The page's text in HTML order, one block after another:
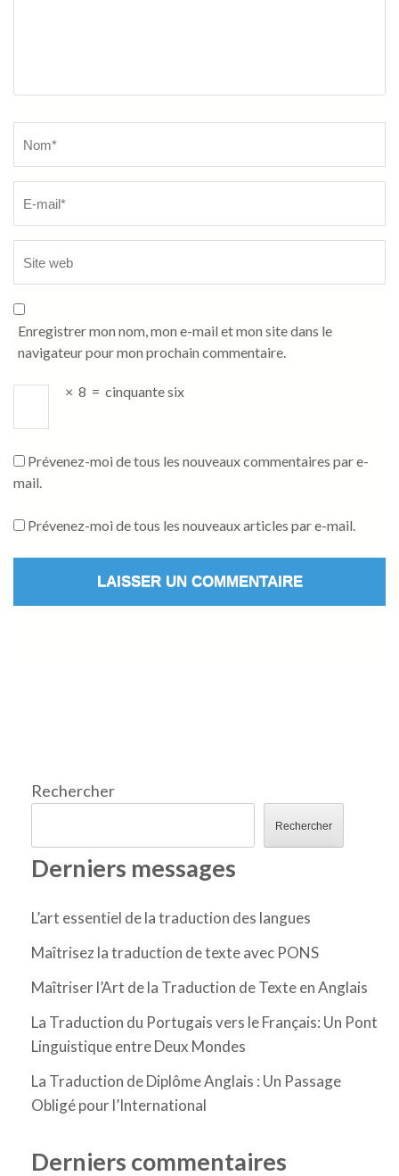
Enregistrer mon nom, mon e-mail et mon site dans le
navigateur pour mon prochain commentaire.
× 8 = cinquante six
Prévenez-moi de tous les nouveaux commentaires par e-
mail.
Prévenez-moi de tous les nouveaux articles par e-mail.
Rechercher
Rechercher
Derniers messages
L’art essentiel de la traduction des langues
Maîtrisez la traduction de texte avec PONS
Maîtriser l’Art de la Traduction de Texte en Anglais
La Traduction du Portugais vers le Français: Un Pont
Linguistique entre Deux Mondes
La Traduction de Diplôme Anglais : Un Passage
Obligé pour l’International
Derniers commentaires